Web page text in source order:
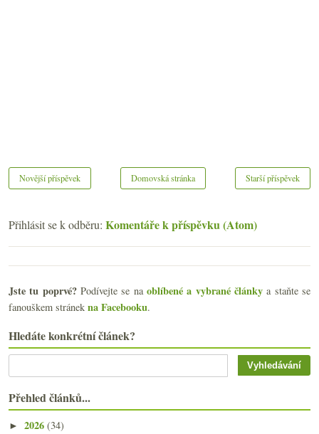
Novější příspěvek Starší příspěvek
Domovská stránka
Přihlásit se k odběru: Komentáře k příspěvku (Atom)
Jste tu poprvé?Podívejte se naoblíbené a vybrané články a staňte se
fanouškem stránek na Facebooku.
Hledáte konkrétní článek?
Přehled článků...
► 2026 (34)